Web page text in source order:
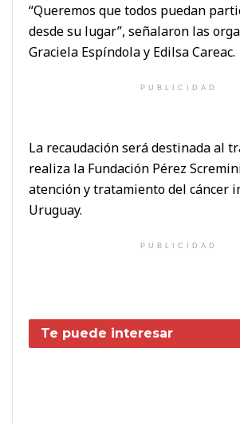
“Queremos que todos puedan
desde su lugar”, señalaron las
Graciela Espíndola y Edilsa Careac.
PUBLICIDAD
La recaudación será destinada al
realiza la Fundación Pérez
atención y tratamiento del cáncer
Uruguay.
PUBLICIDAD
Te puede interesar